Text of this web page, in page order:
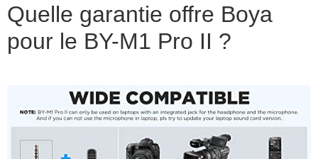
Quelle garantie offre Boya
pour le BY-M1 Pro II ?